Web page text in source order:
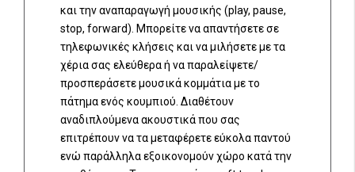
και την αναπαραγωγή μουσικής (play, pause,
stop, forward). Μπορείτε να απαντήσετε σε
τηλεφωνικές κλήσεις και να μιλήσετε με τα
χέρια σας ελεύθερα ή να παραλείψετε/
προσπεράσετε μουσικά κομμάτια με το
πάτημα ενός κουμπιού. Διαθέτουν
αναδιπλούμενα ακουστικά που σας
επιτρέπουν να τα μεταφέρετε εύκολα παντού
ενώ παράλληλα εξοικονομούν χώρο κατά την